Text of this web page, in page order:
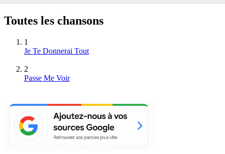
Toutes les chansons
1
Je Te Donnerai Tout
2
Passe Me Voir